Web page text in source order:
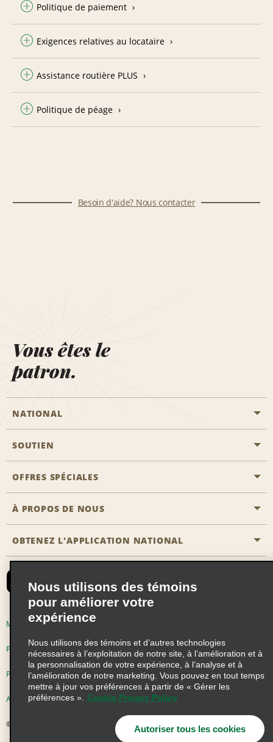
Politique de paiement
Exigences relatives au locataire
Assistance routière PLUS
Politique de péage
Besoin d'aide? Nous contacter
Vous êtes le
patron.
NATIONAL
Aviation générale
Emplacements Emerald Aisle
Agents de voyage
Réserver un véhicule pour quelqu'un d'autre
Emerald Club se connecter
Emerald Club S'inscrire
Emerald Club Avantages
Emerald Club Services
SOUTIEN
Clients ayant un handicap
Nous contacter
FAQ
OFFRES SPÉCIALES
Toutes les offres
Abonnement aux courriels
À PROPOS DE NOUS
Histoire de l’entreprise
Nouvelles et histoires
Responsabilité sociale
Occasions de franchise mondiales
Perspectives de carrière
OBTENEZ L'APPLICATION NATIONAL
Modalités d'utilisation
Politique sur les fichiers témoins
Pluriannuel d'accessibilité Choix de confidentialité
AdChoices
© 2026 Enterprise Holdings, Inc. Tous droits réservés
Nous utilisons des témoins
pour améliorer votre
expérience
Nous utilisons des témoins et d’autres technologies
nécessaires à l’exploitation de notre site, à l’amélioration et à
la personnalisation de votre expérience, à l’analyse et à
l’amélioration de notre marketing. Vous pouvez en tout temps
mettre à jour vos préférences à partir de « Gérer les
préférences ».
Cookie Privacy Policy
Autoriser tous les cookies